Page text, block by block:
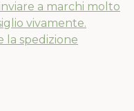
a marchi molto
vivamente.
la spedizione